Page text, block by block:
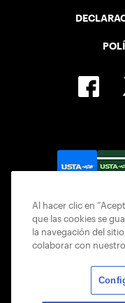
Al hacer clic en
que las cookies se
la navegación del
colaborar con